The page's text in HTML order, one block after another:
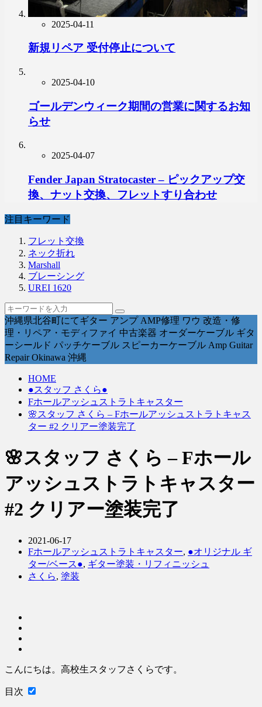
2025-04-11
新規リペア 受付停止について
2025-04-10
ゴールデンウィーク期間の営業に関するお知
らせ
2025-04-07
Fender Japan Stratocaster – ピックアップ交
換、ナット交換、フレットすり合わせ
注目キーワード
フレット交換
ネック折れ
Marshall
ブレーシング
UREI 1620
沖縄県北谷町にてギター アンプ AMP修理 ワウ 改造・修
理・リペア・モディファイ 中古楽器 オーダーケーブル ギタ
ーシールド パッチケーブル スピーカーケーブル Amp Guitar
Repair Okinawa 沖縄
HOME
●スタッフ さくら●
Fホールアッシュストラトキャスター
🌸スタッフ さくら – Fホールアッシュストラトキャス
ター #2 クリアー塗装完了
🌸スタッフ さくら – Fホール
アッシュストラトキャスター
#2 クリアー塗装完了
2021-06-17
Fホールアッシュストラトキャスター, ●オリジナル ギ
ター/ベース●, ギター塗装・リフィニッシュ
さくら, 塗装
こんにちは。高校生スタッフさくらです。
目次